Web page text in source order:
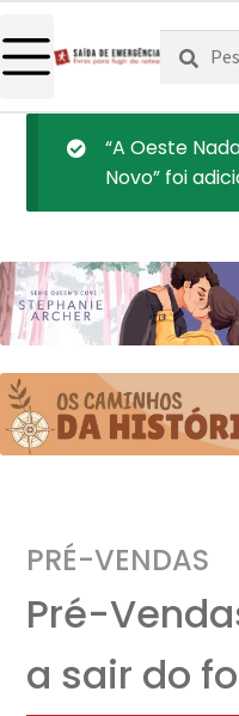
Pesquisar
por:
Pesquisa
“A Oeste
Novo” foi
PRÉ-VENDAS
Pré-
a sair do